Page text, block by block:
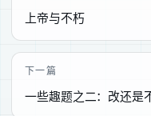
上帝与不朽
下一篇
一些趣题之二：改还是